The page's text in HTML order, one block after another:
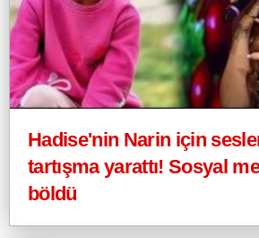
Hadise'nin Narin için
tartışma yarattı! Sosyal
böldü